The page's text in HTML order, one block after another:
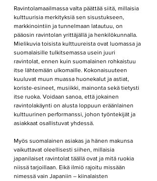
Ravintolamaailmassa valta päättää siitä, millaisia
kulttuurisia merkityksiä sen sisustukseen,
markkinointiin ja tunnelmaan latautuu, on
pääosin ravintolan yrittäjällä ja henkilökunnalla.
Mielikuvia toisista kulttuureista ovat luomassa ja
suomalaisille tulkitsemassa usein juuri
ravintolat, ennen kuin suomalainen rohkaistuu
itse lähtemään ulkomaille. Kokonaisuuteen
kuuluvat muun muassa huonekalut ja astiat,
koriste-esineet, musiikki, mainonta sekä tietysti
itse ruoka. Voidaan sanoa, että jokainen
ravintolakäynti on alusta loppuun eräänlainen
kulttuurinen performanssi, johon työntekijät ja
asiakkaat osallistuvat yhdessä.
Myös suomalainen asiakas ja hänen makunsa
vaikuttavat oleellisesti siihen, millaisia
japanilaiset ravintolat täällä ovat ja mitä ruokia
niissä tarjoillaan. Eikä ilmiö rajoitu missään
nimessä vain Japaniin – kiinalaisten